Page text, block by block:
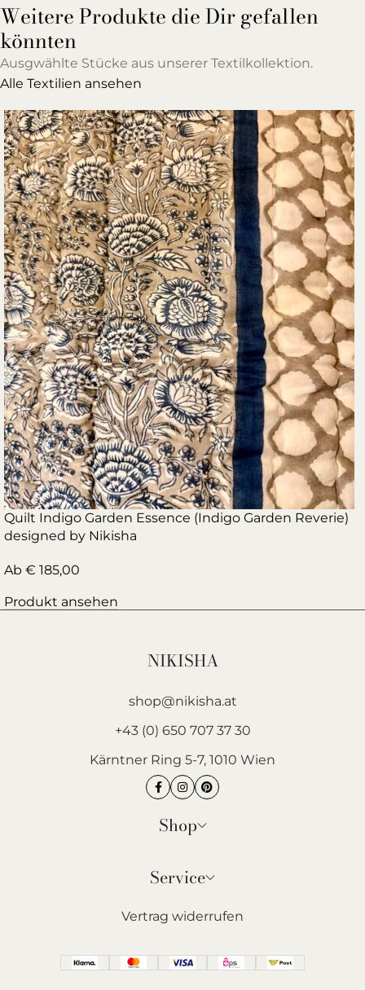
Weitere Produkte die Dir gefallen
könnten
Ausgwählte Stücke aus unserer Textilkollektion.
Alle Textilien ansehen
Quilt Indigo Garden Essence (Indigo Garden Reverie)
designed by Nikisha
Ab € 185,00
Produkt ansehen
NIKISHA
shop@nikisha.at
+43 (0) 650 707 37 30
Kärntner Ring 5-7, 1010 Wien
Shop
Service
Vertrag widerrufen